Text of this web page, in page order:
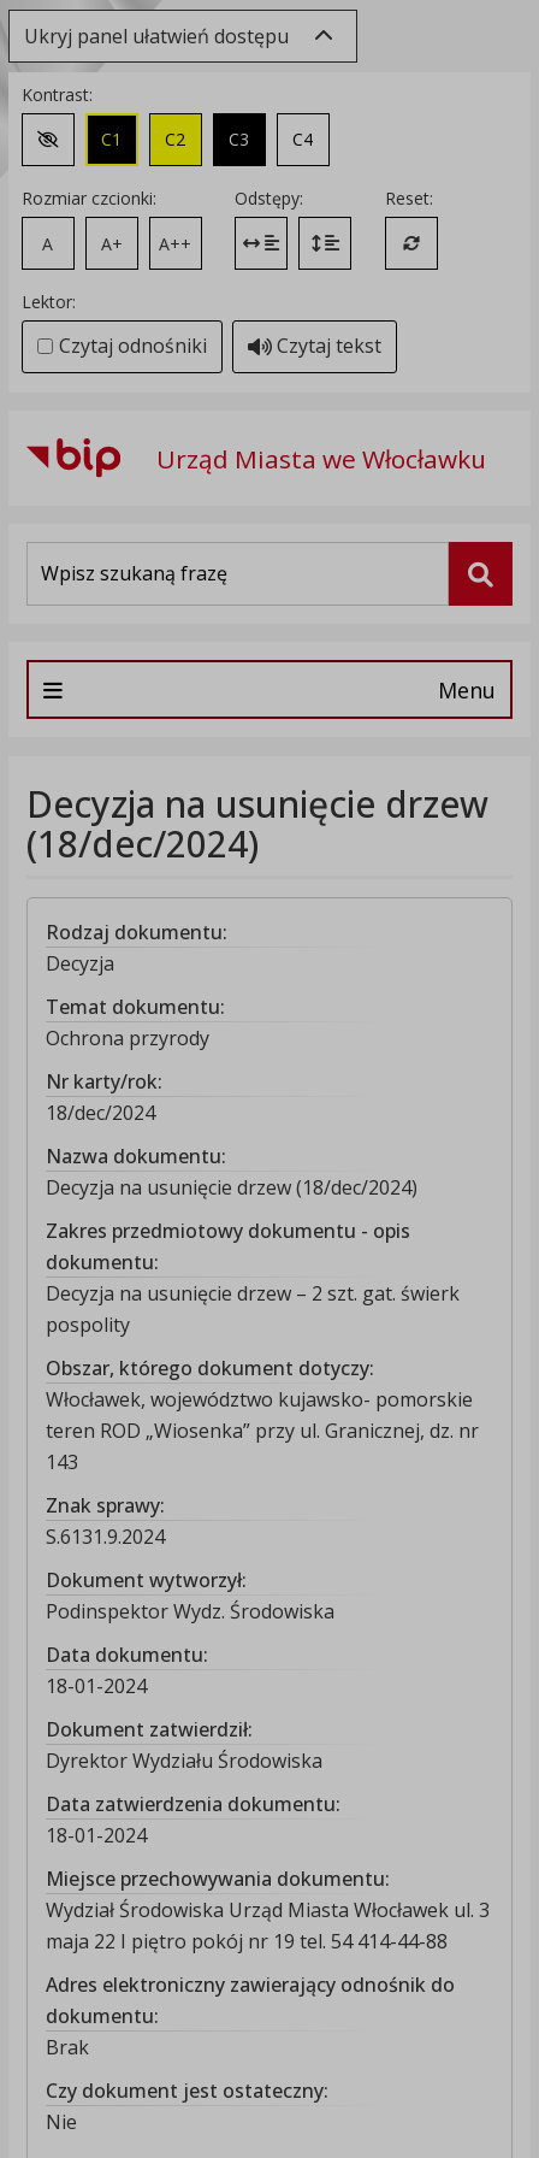
Ukryj panel ułatwień dostępu
Kontrast:
Zmień kontrast na domyślny
C1 C2 C3 C4
Rozmiar czcionki:
A
A+ A++
Odstępy:
Zmień odstęp między literami
Zmień interlinię i margines
Reset:
Przywróć
Lektor:
Czytaj odnośniki Czytaj tekst
Urząd Miasta we Włocławku
Menu
Decyzja na usunięcie drzew
(18/dec/2024)
Rodzaj dokumentu:
Decyzja
Temat dokumentu:
Ochrona przyrody
Nr karty/rok:
18/dec/2024
Nazwa dokumentu:
Decyzja na usunięcie drzew (18/dec/2024)
Zakres przedmiotowy dokumentu - opis
dokumentu:
Decyzja na usunięcie drzew – 2 szt. gat. świerk
pospolity
Obszar, którego dokument dotyczy:
Włocławek, województwo kujawsko- pomorskie
teren ROD „Wiosenka” przy ul. Granicznej, dz. nr
143
Znak sprawy:
S.6131.9.2024
Dokument wytworzył:
Podinspektor Wydz. Środowiska
Data dokumentu:
18-01-2024
Dokument zatwierdził:
Dyrektor Wydziału Środowiska
Data zatwierdzenia dokumentu:
18-01-2024
Miejsce przechowywania dokumentu:
Wydział Środowiska Urząd Miasta Włocławek ul. 3
maja 22 I piętro pokój nr 19 tel. 54 414-44-88
Adres elektroniczny zawierający odnośnik do
dokumentu:
Brak
Czy dokument jest ostateczny:
Nie